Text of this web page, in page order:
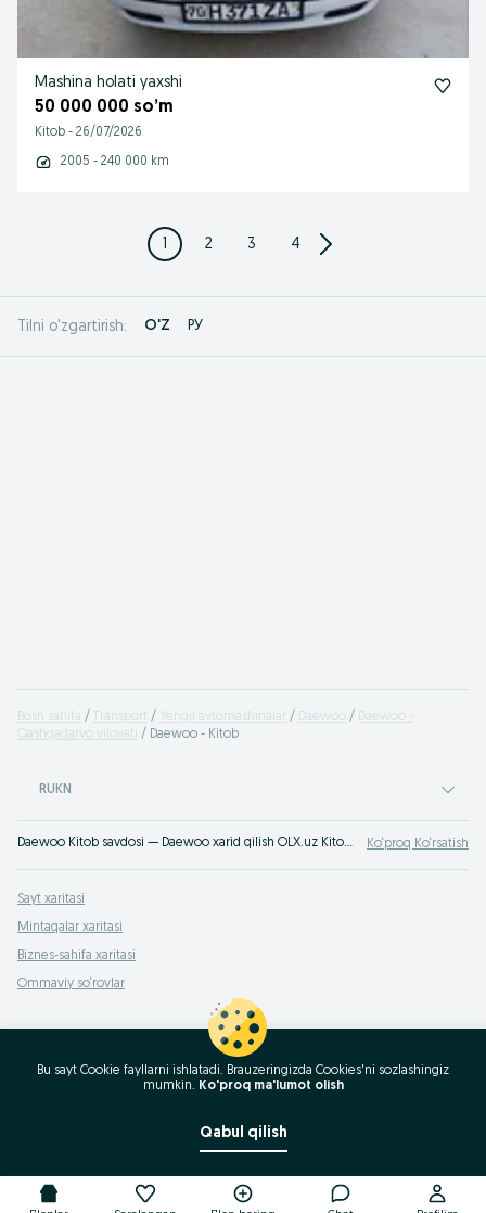
Mashina holati yaxshi
50 000 000 so’m
Kitob - 26/07/2026
2005 - 240 000 km
1 2 3 4
Tilni o'zgartirish: O'Z РУ
Bosh sahifa Transport Yengil avtomashinalar Daewoo
Daewoo -
Qashqadaryo viloyati
Daewoo - Kitob
RUKN
Daewoo Kitob savdosi — Daewoo xarid qilish OLX.uz Kitob e‘lon taxtasida. Foydalanishda bo‘lgan Daewoo avtomobillari eng yaxshi narxlarda! Ko‘proq Ko‘rsatish
Sayt xaritasi
Mintaqalar xaritasi
Biznes-sahifa xaritasi
Ommaviy so‘rovlar
Bu sayt Cookie fayllarni ishlatadi. Brauzeringizda Cookies'ni sozlashingiz
mumkin. Ko'proq ma'lumot olish
Qabul qilish